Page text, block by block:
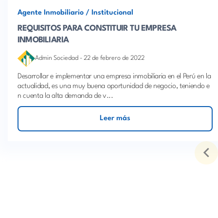
Agente Inmobiliario / Institucional
REQUISITOS PARA CONSTITUIR TU EMPRESA
INMOBILIARIA
Admin Sociedad - 22 de febrero de 2022
Desarrollar e implementar una empresa inmobiliaria en el Perú en la
actualidad, es una muy buena oportunidad de negocio, teniendo e
n cuenta la alta demanda de v...
Leer más